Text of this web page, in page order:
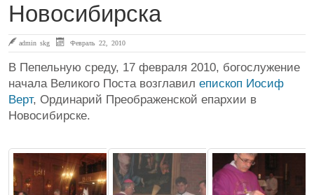
Новосибирска
admin skg Февраль 22, 2010
В Пепельную среду, 17 февраля 2010, богослужение
начала Великого Поста возглавил епископ Иосиф
Верт, Ординарий Преображенской епархии в
Новосибирске.